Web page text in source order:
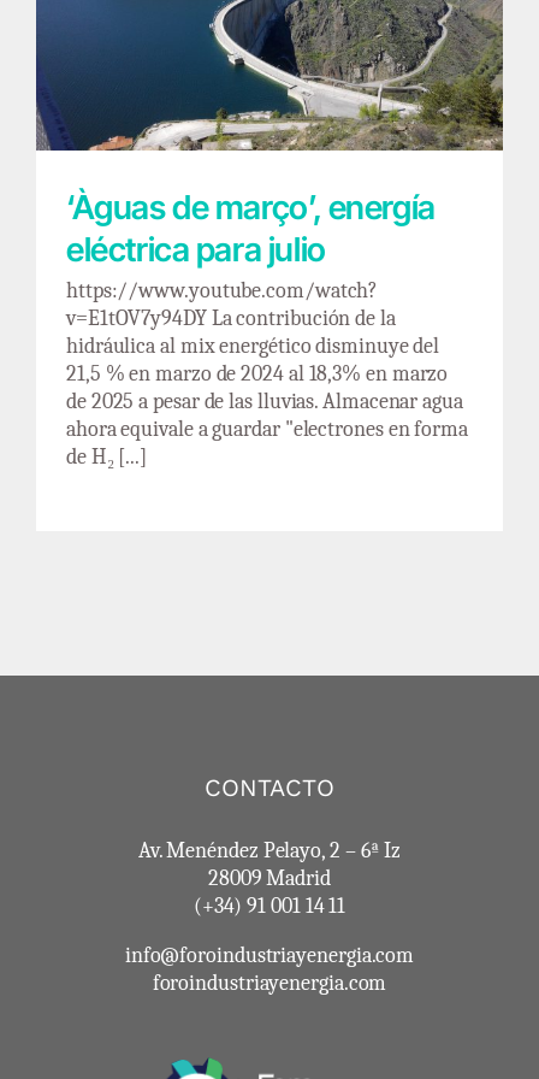
‘Àguas de março’, energía eléctrica para julio
‘Àguas de março’, energía
eléctrica para julio
https://www.youtube.com/watch?
v=E1tOV7y94DY La contribución de la
hidráulica al mix energético disminuye del
21,5 % en marzo de 2024 al 18,3% en marzo
de 2025 a pesar de las lluvias. Almacenar agua
ahora equivale a guardar "electrones en forma
de H₂ [...]
CONTACTO
Av. Menéndez Pelayo, 2 – 6ª Iz
28009 Madrid
(+34) 91 001 14 11
info@foroindustriayenergia.com
foroindustriayenergia.com